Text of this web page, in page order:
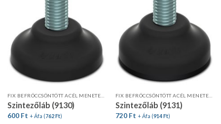
Szintezőláb (9130)
600 Ft + Áfa (762Ft)
Szintezőláb (9131)
720 Ft + Áfa (914Ft)